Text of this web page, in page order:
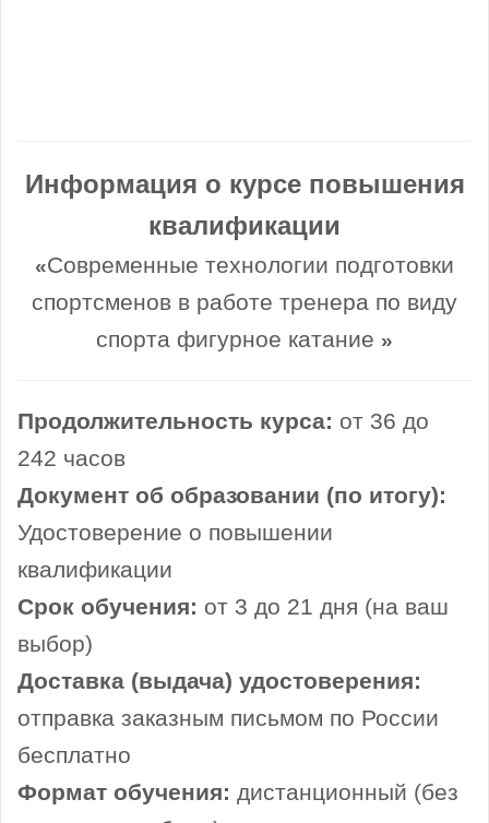
Информация о курсе повышения
квалификации
«Современные технологии подготовки
спортсменов в работе тренера по виду
спорта фигурное катание »
Продолжительность курса: от 36 до
242 часов
Документ об образовании (по итогу):
Удостоверение о повышении
квалификации
Срок обучения: от 3 до 21 дня (на ваш
выбор)
Доставка (выдача) удостоверения:
отправка заказным письмом по России
бесплатно
Формат обучения: дистанционный (без